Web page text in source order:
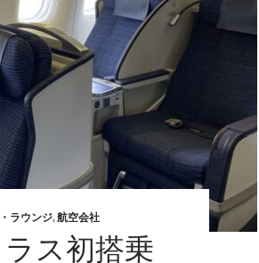
ラウンジ,航空会社
ス初搭乗